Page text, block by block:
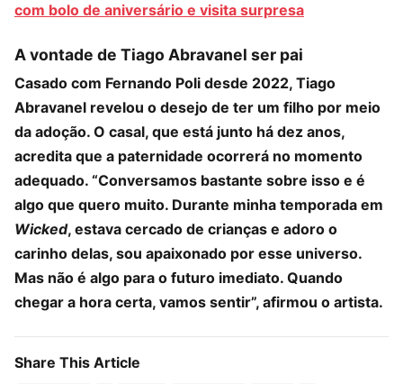
com bolo de aniversário e visita surpresa
A vontade de Tiago Abravanel ser pai
Casado com Fernando Poli desde 2022, Tiago
Abravanel revelou o desejo de ter um filho por meio
da adoção. O casal, que está junto há dez anos,
acredita que a paternidade ocorrerá no momento
adequado. “Conversamos bastante sobre isso e é
algo que quero muito. Durante minha temporada em
Wicked, estava cercado de crianças e adoro o
carinho delas, sou apaixonado por esse universo.
Mas não é algo para o futuro imediato. Quando
chegar a hora certa, vamos sentir”, afirmou o artista.
Share This Article